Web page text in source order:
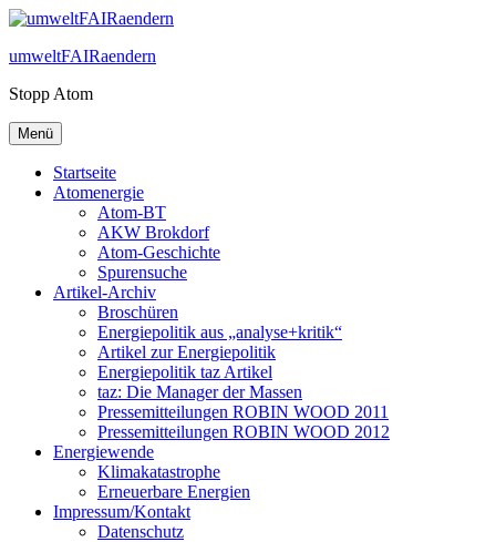
Zum
springen
umweltFAIRaendern
Stopp Atom
Menü
Startseite
Atomenergie
Atom-BT
AKW Brokdorf
Atom-Geschichte
Spurensuche
Artikel-Archiv
Broschüren
Energiepolitik aus „analyse+kritik“
Artikel zur Energiepolitik
Energiepolitik taz Artikel
taz: Die Manager der Massen
Pressemitteilungen ROBIN WOOD 2011
Pressemitteilungen ROBIN WOOD 2012
Energiewende
Klimakatastrophe
Erneuerbare Energien
Impressum/Kontakt
Datenschutz